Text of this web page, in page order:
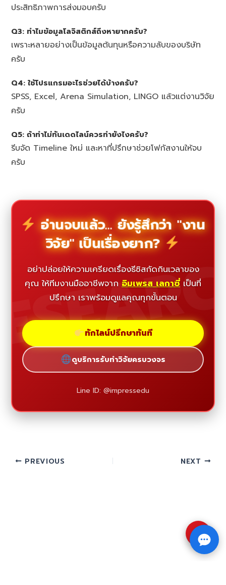
ประสิทธิภาพการส่งมอบครับ
Q3: ทำไมข้อมูลโลจิสติกส์ถึงหายากครับ?
เพราะหลายอย่างเป็นข้อมูลต้นทุนหรือความลับของบริษัท
ครับ
Q4: ใช้โปรแกรมอะไรช่วยได้บ้างครับ?
SPSS, Excel, Arena Simulation, LINGO แล้วแต่งานวิจัย
ครับ
Q5: ถ้าทำไม่ทันเดดไลน์ควรทำยังไงครับ?
รีบจัด Timeline ใหม่ และหาที่ปรึกษาช่วยโฟกัสงานให้จบ
ครับ
อ่านจบแล้ว... ยังรู้สึกว่า "งาน
วิจัย" เป็นเรื่องยาก?
อย่าปล่อยให้ความเครียดเรื่องธีซิสกัดกินเวลาของ
คุณ ให้ทีมงานมืออาชีพจาก อิมเพรส เลกาซี่ เป็นที่
ปรึกษา เราพร้อมดูแลคุณทุกขั้นตอน
ทักไลน์ปรึกษาทันที
ดูบริการรับทำวิจัยครบวงจร
Line ID: @impressedu
PREVIOUS NEXT
⇧